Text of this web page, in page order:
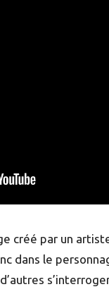
créé par un
dans le